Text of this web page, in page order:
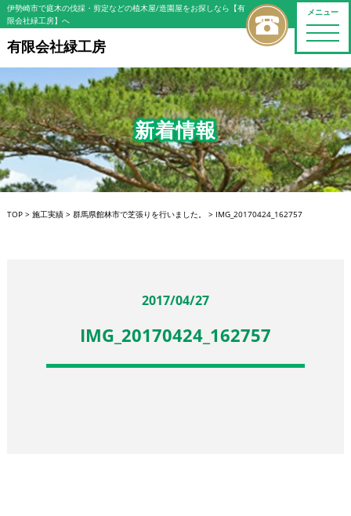
メニュー
toggle
伊勢崎市で庭木の伐採・剪定などの植木屋/造園屋をお探しなら【有
限会社緑工房】へ
有限会社緑工房
新着情報
TOP> 施工実績> 群馬県館林市で芝張りを行いました。 > IMG_20170424_162757
2017/04/27
IMG_20170424_162757